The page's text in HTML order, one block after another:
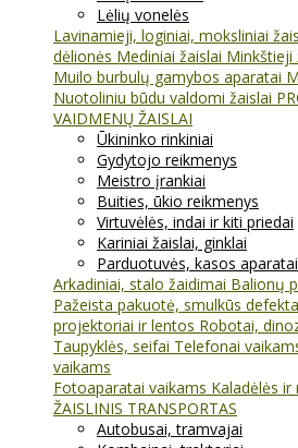
Lėlių vonelės
Lavinamieji, loginiai, moksliniai
dėlionės Mediniai žaislai Minkštieji
Muilo burbulų gamybos aparatai
Nuotoliniu būdu valdomi žaislai
VAIDMENŲ ŽAISLAI
Ūkininko rinkiniai
Gydytojo reikmenys
Meistro įrankiai
Buities, ūkio reikmenys
Virtuvėlės, indai ir kiti priedai
Kariniai žaislai, ginklai
Parduotuvės, kasos
Arkadiniai, stalo žaidimai Balionų
Pažeista pakuotė, smulkūs
projektoriai ir lentos Robotai,
Taupyklės, seifai Telefonai
vaikams
Fotoaparatai vaikams Kaladėlės ir
ŽAISLINIS TRANSPORTAS
Autobusai, tramvajai